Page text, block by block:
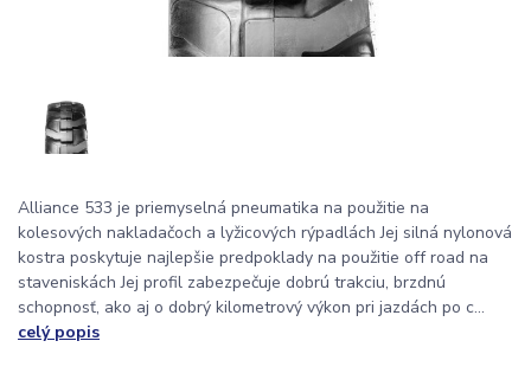
Alliance 533 je priemyselná pneumatika na použitie na
kolesových nakladačoch a lyžicových rýpadlách Jej silná nylonová
kostra poskytuje najlepšie predpoklady na použitie off road na
staveniskách Jej profil zabezpečuje dobrú trakciu, brzdnú
schopnosť, ako aj o dobrý kilometrový výkon pri jazdách po c...
celý popis